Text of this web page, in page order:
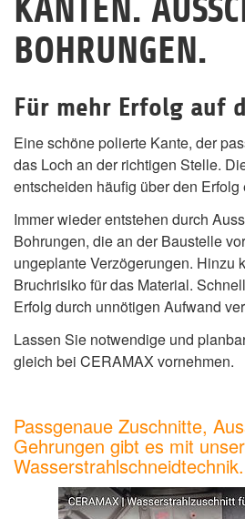
KANTEN.
BOHRUNGEN.
Für mehr Erfolg auf
Eine schöne polierte Kante, der
das Loch an der richtigen Stelle.
entscheiden häufig über den
Immer wieder entstehen durch
Bohrungen, die an der Baustelle
ungeplante Verzögerungen. Hinzu
Bruchrisiko für das Material.
Erfolg durch unnötigen Aufwand
Lassen Sie notwendige und
gleich bei CERAMAX vornehmen.
Passgenaue Zuschnitte,
Gehrungen gibt es mit